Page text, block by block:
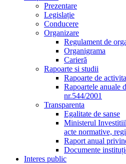
Prezentare
Legislație
Conducere
Organizare
Regulament de
Organigrama
Carieră
Rapoarte si studii
Rapoarte de
Rapoartele anuale
nr.544/2001
Transparenta
Egalitate de sanse
Ministerul
acte normative,
Raport anual
Documente
Interes public